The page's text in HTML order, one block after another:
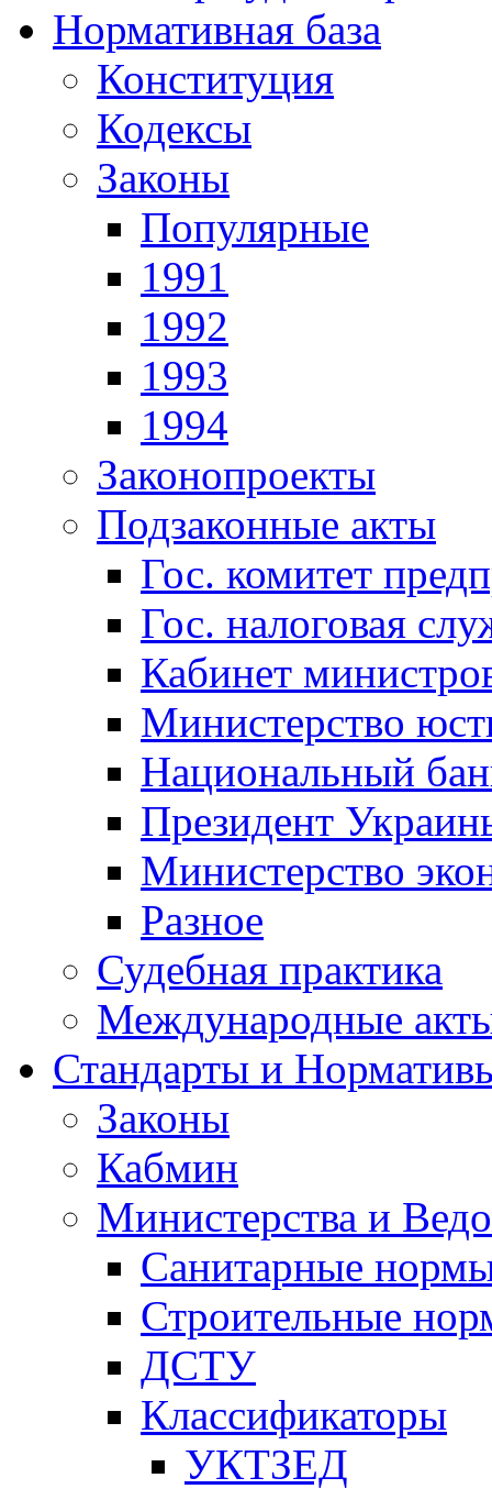
Нормативная база
Конституция
Кодексы
Законы
Популярные
1991
1992
1993
1994
Законопроекты
Подзаконные акты
Гос. комитет
Гос. налоговая
Кабинет
Министерство
Национальный
Президент
Министерство
Разное
Судебная практика
Международные
Стандарты и
Законы
Кабмин
Министерства и
Санитарные
Строительные
ДСТУ
Классификаторы
УКТЗЕД